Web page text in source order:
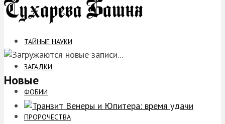
ТАЙНЫЕ НАУКИ
ЗАГАДКИ
ФОБИИ
ПРОРОЧЕСТВА
Новые